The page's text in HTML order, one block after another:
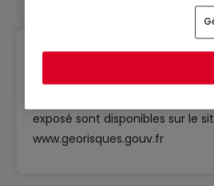
exposé sont disponibles sur le
www.georisques.gouv.fr